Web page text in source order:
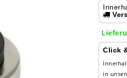
Click
in